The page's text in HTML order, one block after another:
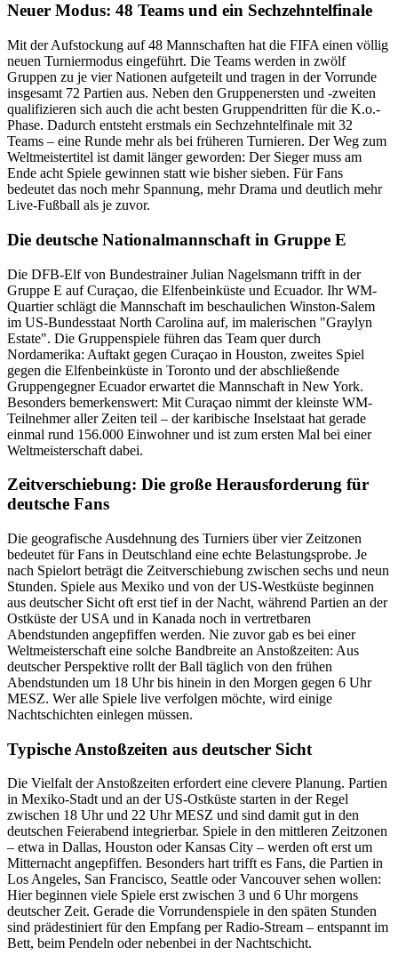
Neuer Modus: 48 Teams und ein Sechzehntelfinale
Mit der Aufstockung auf 48 Mannschaften hat die FIFA einen völlig
neuen Turniermodus eingeführt. Die Teams werden in zwölf
Gruppen zu je vier Nationen aufgeteilt und tragen in der Vorrunde
insgesamt 72 Partien aus. Neben den Gruppenersten und -zweiten
qualifizieren sich auch die acht besten Gruppendritten für die K.o.-
Phase. Dadurch entsteht erstmals ein Sechzehntelfinale mit 32
Teams – eine Runde mehr als bei früheren Turnieren. Der Weg zum
Weltmeistertitel ist damit länger geworden: Der Sieger muss am
Ende acht Spiele gewinnen statt wie bisher sieben. Für Fans
bedeutet das noch mehr Spannung, mehr Drama und deutlich mehr
Live-Fußball als je zuvor.
Die deutsche Nationalmannschaft in Gruppe E
Die DFB-Elf von Bundestrainer Julian Nagelsmann trifft in der
Gruppe E auf Curaçao, die Elfenbeinküste und Ecuador. Ihr WM-
Quartier schlägt die Mannschaft im beschaulichen Winston-Salem
im US-Bundesstaat North Carolina auf, im malerischen "Graylyn
Estate". Die Gruppenspiele führen das Team quer durch
Nordamerika: Auftakt gegen Curaçao in Houston, zweites Spiel
gegen die Elfenbeinküste in Toronto und der abschließende
Gruppengegner Ecuador erwartet die Mannschaft in New York.
Besonders bemerkenswert: Mit Curaçao nimmt der kleinste WM-
Teilnehmer aller Zeiten teil – der karibische Inselstaat hat gerade
einmal rund 156.000 Einwohner und ist zum ersten Mal bei einer
Weltmeisterschaft dabei.
Zeitverschiebung: Die große Herausforderung für
deutsche Fans
Die geografische Ausdehnung des Turniers über vier Zeitzonen
bedeutet für Fans in Deutschland eine echte Belastungsprobe. Je
nach Spielort beträgt die Zeitverschiebung zwischen sechs und neun
Stunden. Spiele aus Mexiko und von der US-Westküste beginnen
aus deutscher Sicht oft erst tief in der Nacht, während Partien an der
Ostküste der USA und in Kanada noch in vertretbaren
Abendstunden angepfiffen werden. Nie zuvor gab es bei einer
Weltmeisterschaft eine solche Bandbreite an Anstoßzeiten: Aus
deutscher Perspektive rollt der Ball täglich von den frühen
Abendstunden um 18 Uhr bis hinein in den Morgen gegen 6 Uhr
MESZ. Wer alle Spiele live verfolgen möchte, wird einige
Nachtschichten einlegen müssen.
Typische Anstoßzeiten aus deutscher Sicht
Die Vielfalt der Anstoßzeiten erfordert eine clevere Planung. Partien
in Mexiko-Stadt und an der US-Ostküste starten in der Regel
zwischen 18 Uhr und 22 Uhr MESZ und sind damit gut in den
deutschen Feierabend integrierbar. Spiele in den mittleren Zeitzonen
– etwa in Dallas, Houston oder Kansas City – werden oft erst um
Mitternacht angepfiffen. Besonders hart trifft es Fans, die Partien in
Los Angeles, San Francisco, Seattle oder Vancouver sehen wollen:
Hier beginnen viele Spiele erst zwischen 3 und 6 Uhr morgens
deutscher Zeit. Gerade die Vorrundenspiele in den späten Stunden
sind prädestiniert für den Empfang per Radio-Stream – entspannt im
Bett, beim Pendeln oder nebenbei in der Nachtschicht.